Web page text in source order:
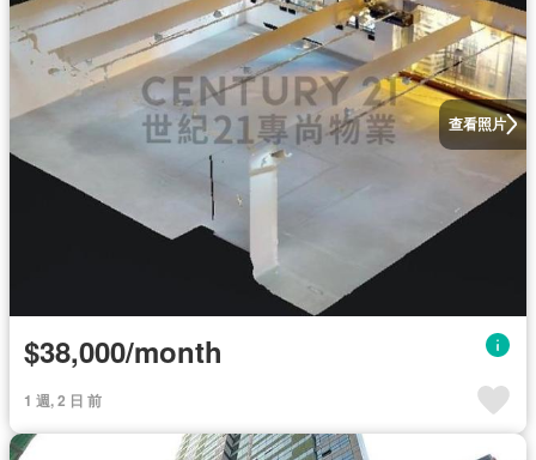
查看照片
$38,000/month
1 週, 2 日 前